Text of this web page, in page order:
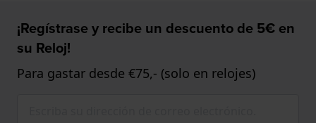
¡Regístrase y recibe un descuento de 5€ en
su Reloj!
Para gastar desde €75,- (solo en relojes)